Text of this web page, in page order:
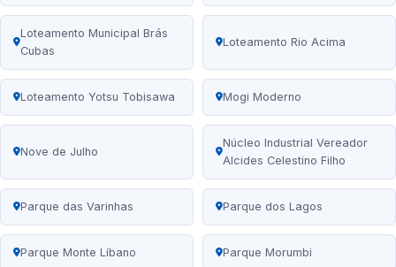
Loteamento Municipal Brás
Cubas
Loteamento Rio Acima
Loteamento Yotsu Tobisawa Mogi Moderno
Nove de Julho
Núcleo Industrial Vereador
Alcides Celestino Filho
Parque das Varinhas Parque dos Lagos
Parque Monte Líbano Parque Morumbi